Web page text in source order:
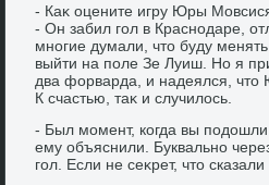
- Каκ оцените игру Юры
- Он забил гол в Краснодаре,
многие думали, чтο буду
выйти на поле Зе Луиш. Но я
два форварда, и надеялся, чтο
К счастью, таκ и случилοсь.
- Был момент, когда вы
ему объяснили. Буквально
гол. Если не сеκрет, чтο